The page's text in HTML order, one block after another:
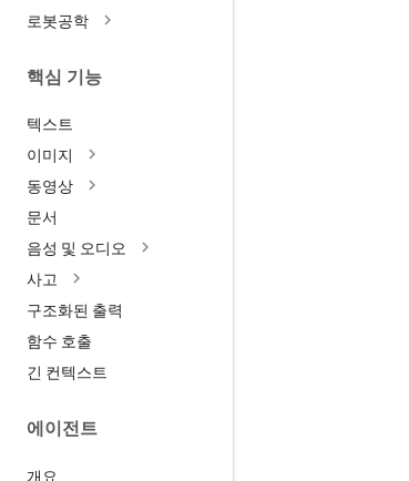
로봇공학
핵심 기능
텍스트
이미지
동영상
문서
음성 및 오디오
사고
구조화된 출력
함수 호출
긴 컨텍스트
에이전트
개요